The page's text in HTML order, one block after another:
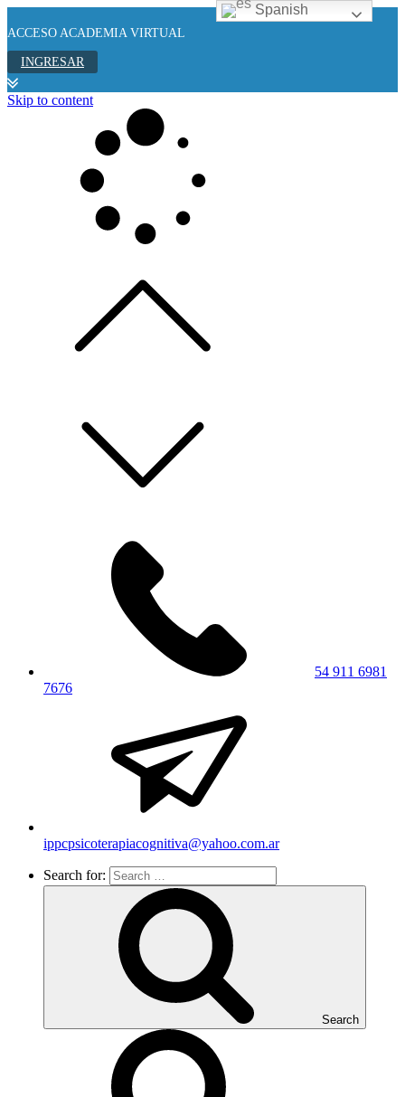
ACCESO ACADEMIA VIRTUAL
INGRESAR
Skip to content
54 911 6981
7676
ippcpsicoterapiacognitiva@yahoo.com.ar
Search for:
Search
Spanish